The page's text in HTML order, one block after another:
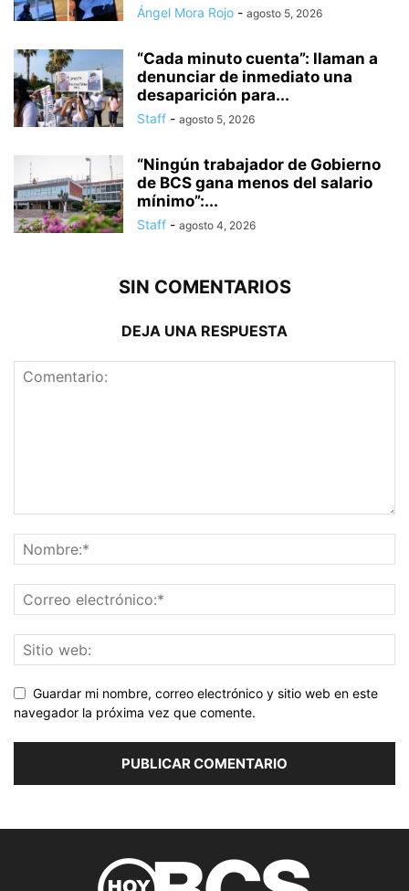
Ángel Mora Rojo - agosto 5, 2026
“Cada minuto cuenta”: llaman a
denunciar de inmediato una
desaparición para...
Staff - agosto 5, 2026
“Ningún trabajador de Gobierno
de BCS gana menos del salario
mínimo”:...
Staff - agosto 4, 2026
SIN COMENTARIOS
DEJA UNA RESPUESTA
Guardar mi nombre, correo electrónico y sitio web en este
navegador la próxima vez que comente.